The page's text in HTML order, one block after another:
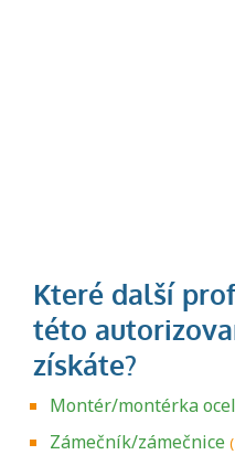
Montér/montérka
Zámečník/zámečnice